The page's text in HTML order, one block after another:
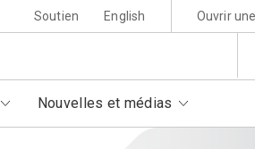
Soutien English Ouvrir
Nouvelles et médias